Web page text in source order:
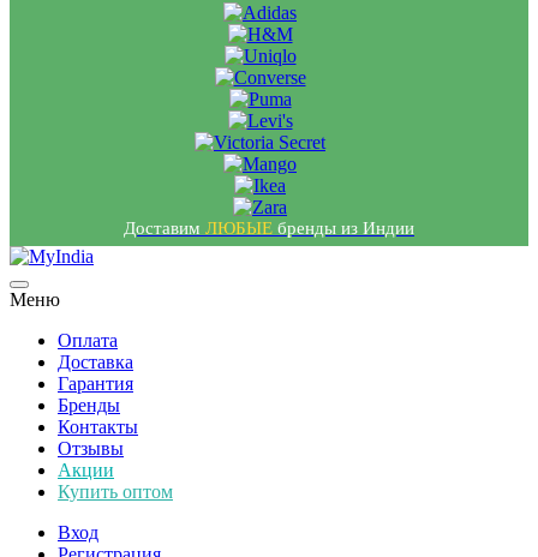
Доставим ЛЮБЫЕ бренды из Индии
Меню
Оплата
Доставка
Гарантия
Бренды
Контакты
Отзывы
Акции
Купить оптом
Вход